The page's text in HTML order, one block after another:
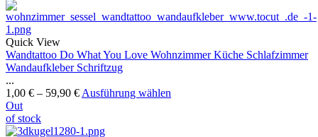
Quick View
Wandtattoo Do What You Love Wohnzimmer Küche Schlafzimmer
Wandaufkleber Schriftzug
...
1,00 € – 59,90 € Ausführung wählen
Out
of stock